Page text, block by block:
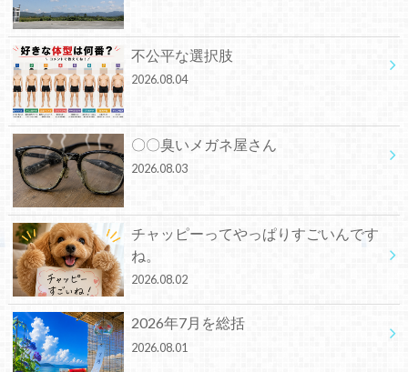
不公平な選択肢
2026.08.04
〇〇臭いメガネ屋さん
2026.08.03
チャッピーってやっぱりすごいんです
ね。
2026.08.02
2026年7月を総括
2026.08.01